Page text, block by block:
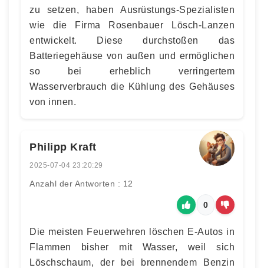
zu setzen, haben Ausrüstungs-Spezialisten
wie die Firma Rosenbauer Lösch-Lanzen
entwickelt. Diese durchstoßen das
Batteriegehäuse von außen und ermöglichen
so bei erheblich verringertem
Wasserverbrauch die Kühlung des Gehäuses
von innen.
Philipp Kraft
2025-07-04 23:20:29
Anzahl der Antworten : 12
0
Die meisten Feuerwehren löschen E-Autos in
Flammen bisher mit Wasser, weil sich
Löschschaum, der bei brennendem Benzin